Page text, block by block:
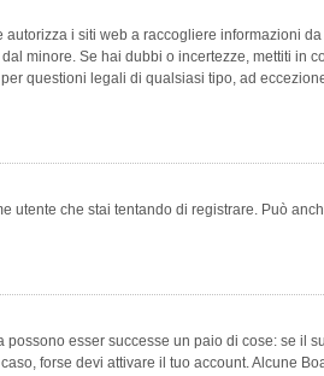
i siti web a raccogliere informazioni
minore. Se hai dubbi o incertezze, mettiti in
questioni legali di qualsiasi tipo, ad
che stai tentando di registrare. Può
esser successe un paio di cose: se il
forse devi attivare il tuo account. Alcune